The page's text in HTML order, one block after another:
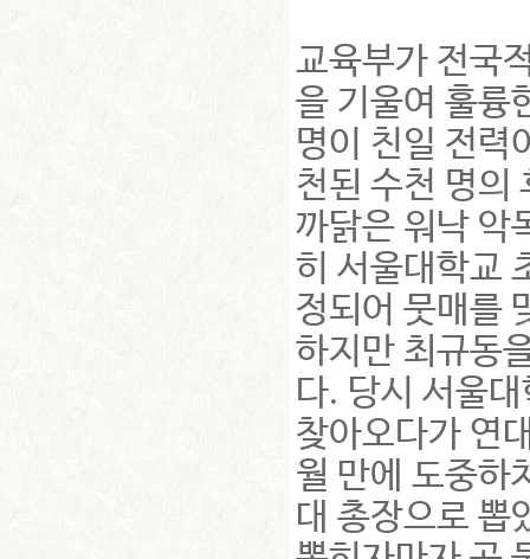
교육부가 전국
을 기울여 훌륭
명이 친일 전력
천된 수천 명의
까닭은 워낙 악
히 서울대학교
정되어 뭇매를
하지만 최규동
다. 당시 서울
찾아오다가 연
월 만에 도중하
대 총장으로 뽑